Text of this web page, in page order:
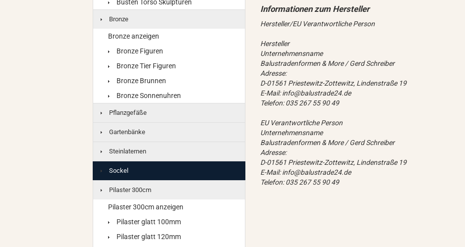
Hersteller/EU Verantwortliche Person
Hersteller
Unternehmensname
Balustradenformen & More / Gerd Schreiber
Adresse:
D-01561 Priestewitz-Zottewitz, Lindenstraße 19
E-Mail: info@balustrade24.de
Telefon: 035 267 55 90 49
EU Verantwortliche Person
Unternehmensname
Balustradenformen & More / Gerd Schreiber
Adresse:
D-01561 Priestewitz-Zottewitz, Lindenstraße 19
E-Mail: info@balustrade24.de
Telefon: 035 267 55 90 49
Büsten Torso Skulpturen
Bronze
Bronze anzeigen
Bronze Figuren
Bronze Tier Figuren
Bronze Brunnen
Bronze Sonnenuhren
Pflanzgefäße
Gartenbänke
Steinlaternen
Sockel
Pilaster 300cm
Pilaster 300cm anzeigen
Pilaster glatt 100mm
Pilaster glatt 120mm